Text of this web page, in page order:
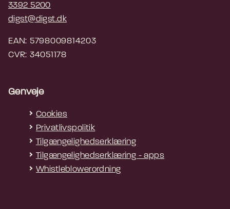
3392 5200
digst@digst.dk
EAN: 5798009814203
CVR: 34051178
Genveje
Cookies
Privatlivspolitik
Tilgængelighedserklæring
Tilgængelighedserklæring - apps
Whistleblowerordning